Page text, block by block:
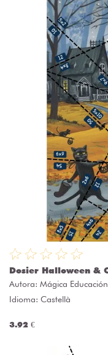
Dosier Halloween &
Autora: Mágica Educación
Idioma: Castellà
3.92 €